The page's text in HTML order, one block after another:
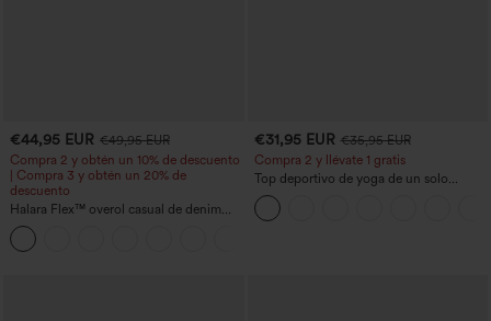
€44,95 EUR €49,95 EUR
Compra 2 y obtén un 10% de descuento
| Compra 3 y obtén un 20% de
descuento
Halara Flex™ overol casual de denim
lavado con escote en V y bolsillos
€31,95 EUR €35,95 EUR
Compra 2 y llévate 1 gratis
Top deportivo de yoga de un solo
hombro, manga larga con agujero para
el pulgar, dobladillo curvo estilo high-
low (frente más corto, espalda más